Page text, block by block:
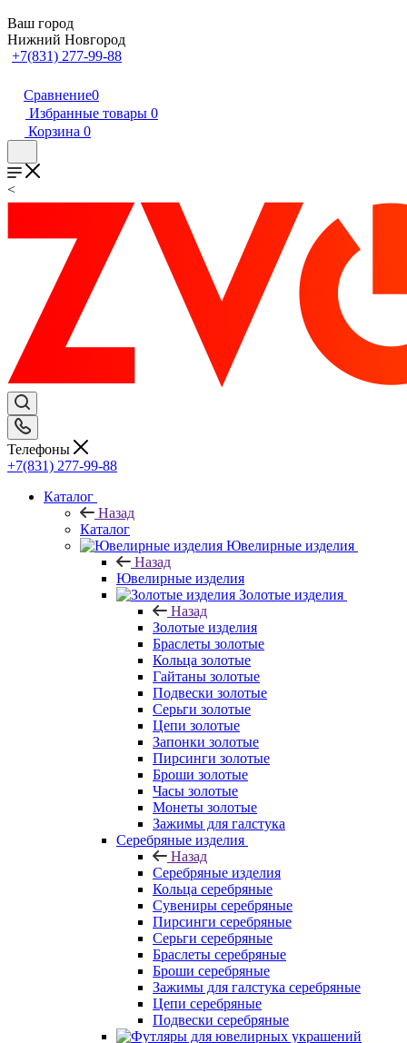
Ваш город
Нижний Новгород
+7(831) 277-99-88
Сравнение0
Избранные товары 0
Корзина 0
<
Телефоны
+7(831) 277-99-88
Каталог
Назад
Каталог
Ювелирные изделия
Назад
Ювелирные изделия
Золотые изделия
Назад
Золотые изделия
Браслеты золотые
Кольца золотые
Гайтаны золотые
Подвески золотые
Серьги золотые
Цепи золотые
Запонки золотые
Пирсинги золотые
Броши золотые
Часы золотые
Монеты золотые
Зажимы для галстука
Серебряные изделия
Назад
Серебряные изделия
Кольца серебряные
Сувениры серебряные
Пирсинги серебряные
Серьги серебряные
Браслеты серебряные
Броши серебряные
Зажимы для галстука серебряные
Цепи серебряные
Подвески серебряные